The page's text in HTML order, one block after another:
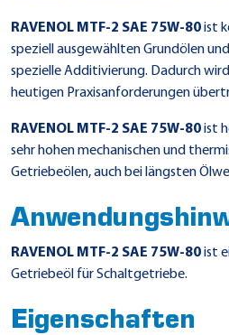
RAVENOL MTF-2 SAE 75W-80ist
speziell ausgewählten Grundölen
spezielle Additivierung. Dadurch
heutigen Praxisanforderungen
RAVENOL MTF-2 SAE 75W-80ist
sehr hohen mechanischen und
Getriebeölen, auch bei längsten
RAVENOL MTF-2 SAE 75W-80ist
Getriebeöl für Schaltgetriebe.
Eigenschaften